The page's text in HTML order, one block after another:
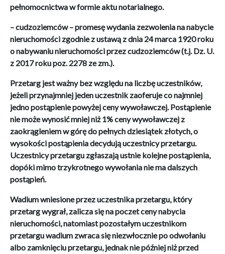
pełnomocnictwa w formie aktu notarialnego.
– cudzoziemców – promesę wydania zezwolenia na nabycie
nieruchomości zgodnie z ustawą z dnia 24 marca 1920 roku
o nabywaniu nieruchomości przez cudzoziemców (t.j. Dz. U.
z 2017 roku poz. 2278 ze zm.).
Przetarg jest ważny bez względu na liczbę uczestników,
jeżeli przynajmniej jeden uczestnik zaoferuje co najmniej
jedno postąpienie powyżej ceny wywoławczej. Postąpienie
nie może wynosić mniej niż 1% ceny wywoławczej z
zaokrągleniem w górę do pełnych dziesiątek złotych, o
wysokości postąpienia decydują uczestnicy przetargu.
Uczestnicy przetargu zgłaszają ustnie kolejne postąpienia,
dopóki mimo trzykrotnego wywołania nie ma dalszych
postąpień.
Wadium wniesione przez uczestnika przetargu, który
przetarg wygrał, zalicza się na poczet ceny nabycia
nieruchomości, natomiast pozostałym uczestnikom
przetargu wadium zwraca się niezwłocznie po odwołaniu
albo zamknięciu przetargu, jednak nie później niż przed